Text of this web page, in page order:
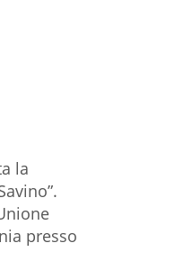
la
presso